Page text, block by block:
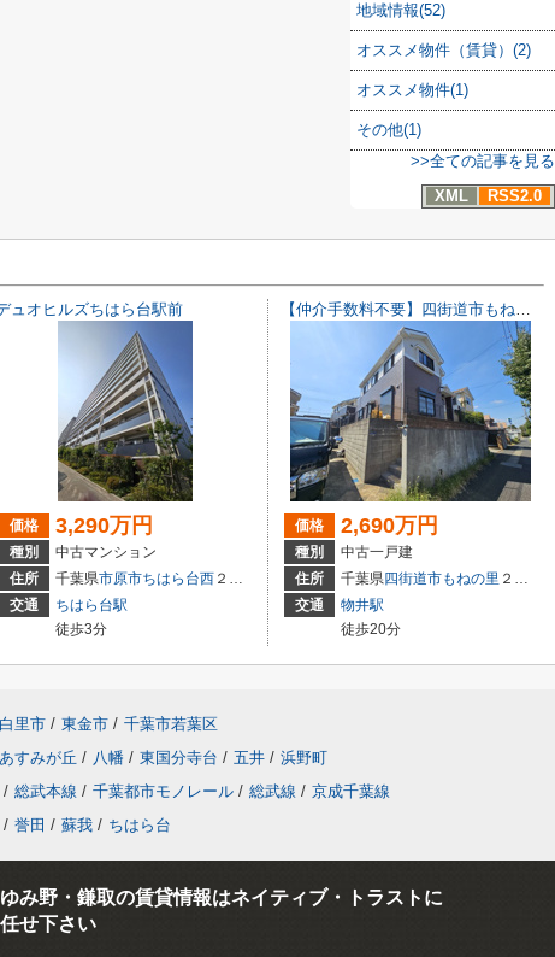
地域情報(52)
オススメ物件（賃貸）(2)
オススメ物件(1)
その他(1)
>>全ての記事を見る
XML
RSS2.0
ュオヒルズちはら台駅前
価格 3,290万円
種別
中古マンション
住所
千葉県市原市ちはら台西 ２丁目9-3
交通
ちはら台駅
徒歩3分
【仲介手数料不要】四街道市もねの里2丁目 中古戸建【内・外装リフォーム完了済み】
価格 2,690万円
種別
中古一戸建
住所
千葉県四街道市もねの里 ２丁目16-23
交通
物井駅
徒歩20分
里市 / 東金市 / 千葉市若葉区
あすみが丘 / 八幡 / 東国分寺台 / 五井 / 浜野町
/ 総武本線 / 千葉都市モノレール / 総武線 / 京成千葉線
/ 誉田 / 蘇我 / ちはら台
み野・鎌取の賃貸情報はネイティブ・トラストに
せ下さい